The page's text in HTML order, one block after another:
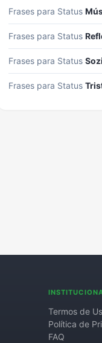
Frases para Status
Frases para Status
Frases para Status
Frases para Status
Termos de
Política de
FAQ